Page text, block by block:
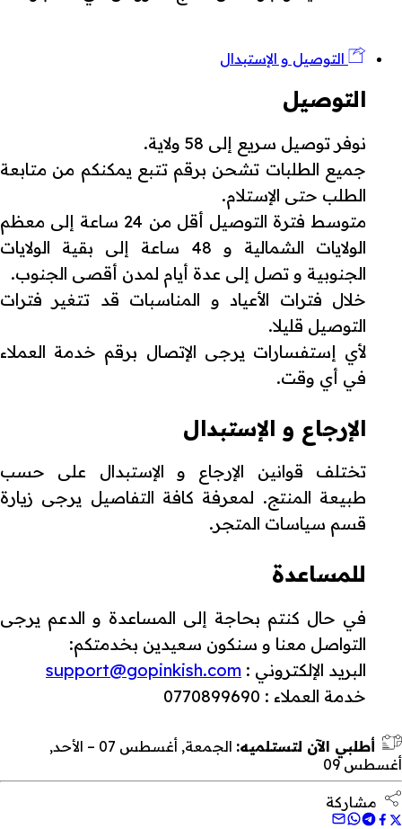
التوصيل و الإستبدال
التوصيل
نوفر توصيل سريع إلى 58 ولاية.
جميع الطلبات تشحن برقم تتبع يمكنكم من متابعة
الطلب حتى الإستلام.
متوسط فترة التوصيل أقل من 24 ساعة إلى معظم
الولايات الشمالية و 48 ساعة إلى بقية الولايات
الجنوبية و تصل إلى عدة أيام لمدن أقصى الجنوب.
خلال فترات الأعياد و المناسبات قد تتغير فترات
التوصيل قليلا.
لأي إستفسارات يرجى الإتصال برقم خدمة العملاء
في أي وقت.
الإرجاع و الإستبدال
تختلف قوانين الإرجاع و الإستبدال على حسب
طبيعة المنتج. لمعرفة كافة التفاصيل يرجى زيارة
قسم سياسات المتجر.
للمساعدة
في حال كنتم بحاجة إلى المساعدة و الدعم يرجى
التواصل معنا و سنكون سعيدين بخدمتكم:
البريد الإلكتروني : support@gopinkish.com
خدمة العملاء : 0770899690
أطلبي الآن لتستلميه:
الجمعة, أغسطس 07 – الأحد,
أغسطس 09
مشاركة